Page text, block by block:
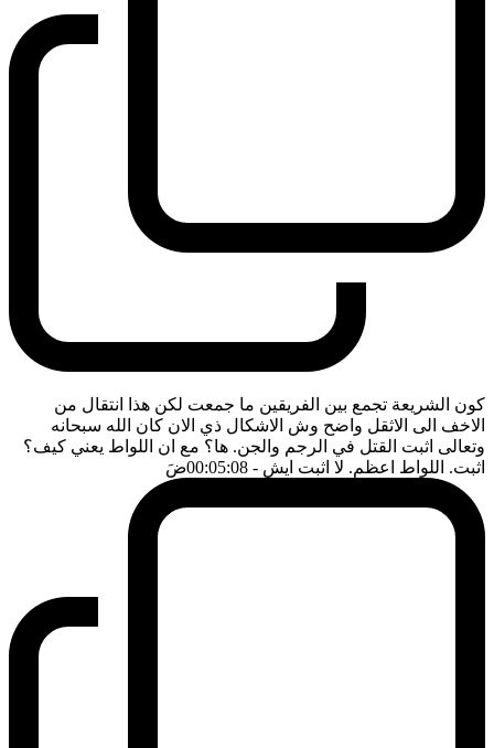
كون الشريعة تجمع بين الفريقين ما جمعت لكن هذا انتقال من
الاخف الى الاثقل واضح وش الاشكال ذي الان كان الله سبحانه
وتعالى اثبت القتل في الرجم والجن. ها؟ مع ان اللواط يعني كيف؟
اثبت. اللواط اعظم. لا اثبت ايش - 00:05:08 ضَ